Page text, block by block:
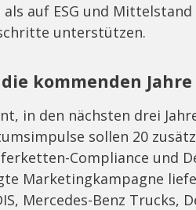
als auf ESG und
unterstützen.
kommenden Jahre
in den nächsten drei
sollen 20
Compliance und
Marketingkampagne
Mercedes-Benz Trucks,